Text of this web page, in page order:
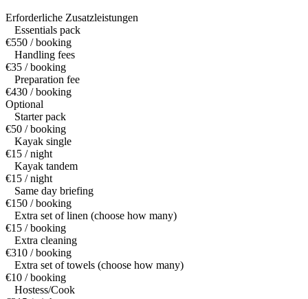
Erforderliche Zusatzleistungen
Essentials pack
€550 / booking
Handling fees
€35 / booking
Preparation fee
€430 / booking
Optional
Starter pack
€50 / booking
Kayak single
€15 / night
Kayak tandem
€15 / night
Same day briefing
€150 / booking
Extra set of linen (choose how many)
€15 / booking
Extra cleaning
€310 / booking
Extra set of towels (choose how many)
€10 / booking
Hostess/Cook